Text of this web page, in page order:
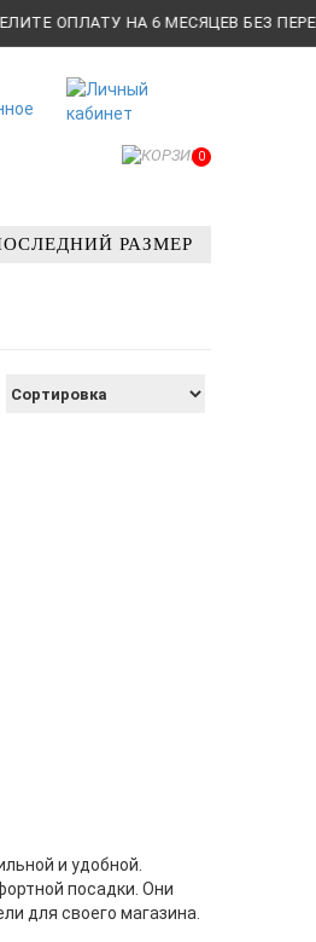
ОПЛАТУ НА 6 МЕСЯЦЕВ БЕЗ
0
РАЗМЕР
и удобной.
посадки. Они
для своего магазина.